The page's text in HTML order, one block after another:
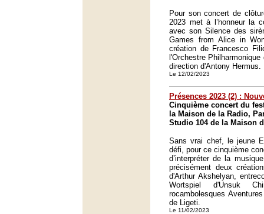
Pour son concert de
2023 met à l’honneur la
avec son Silence des
Games from Alice in
création de Francesco
l'Orchestre
direction d'Antony Hermus.
Le 12/02/2023
Présences 2023 (2) :
Cinquième concert du
la Maison de la Radio,
Studio 104 de la Maison
Sans vrai chef, le jeune
défi, pour ce cinquième
d’interpréter de la
précisément deux
d'Arthur Akshelyan,
Wortspiel d'Unsuk
rocambolesques
de Ligeti.
Le 11/02/2023